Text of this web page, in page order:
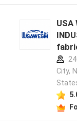
USA
City,